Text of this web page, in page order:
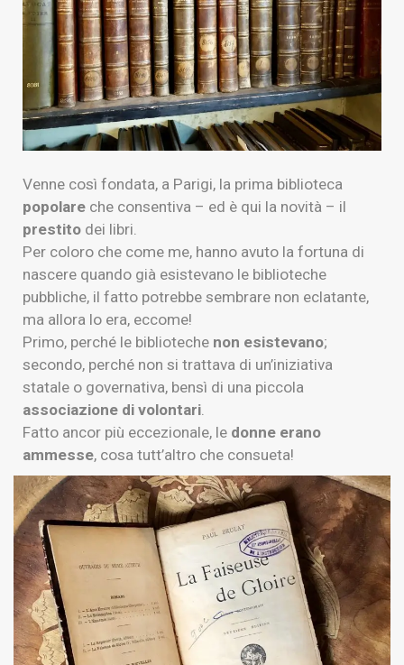
Venne così fondata, a Parigi, la prima biblioteca
popolare che consentiva – ed è qui la novità – il
prestito dei libri.
Per coloro che come me, hanno avuto la fortuna di
nascere quando già esistevano le biblioteche
pubbliche, il fatto potrebbe sembrare non eclatante,
ma allora lo era, eccome!
Primo, perché le biblioteche non esistevano;
secondo, perché non si trattava di un’iniziativa
statale o governativa, bensì di una piccola
associazione di volontari
Fatto ancor più eccezionale, le donne erano
ammesse, cosa tutt’altro che consueta!